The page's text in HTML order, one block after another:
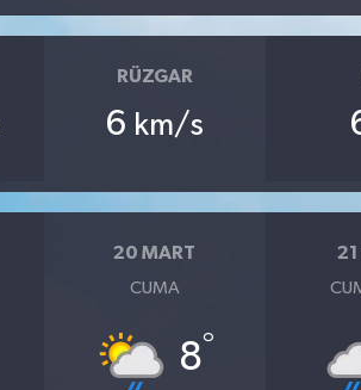
RÜZGAR
6 km/s
20 MART
CUMA
8°
21